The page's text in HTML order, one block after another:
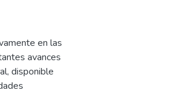
en las
avances
disponible